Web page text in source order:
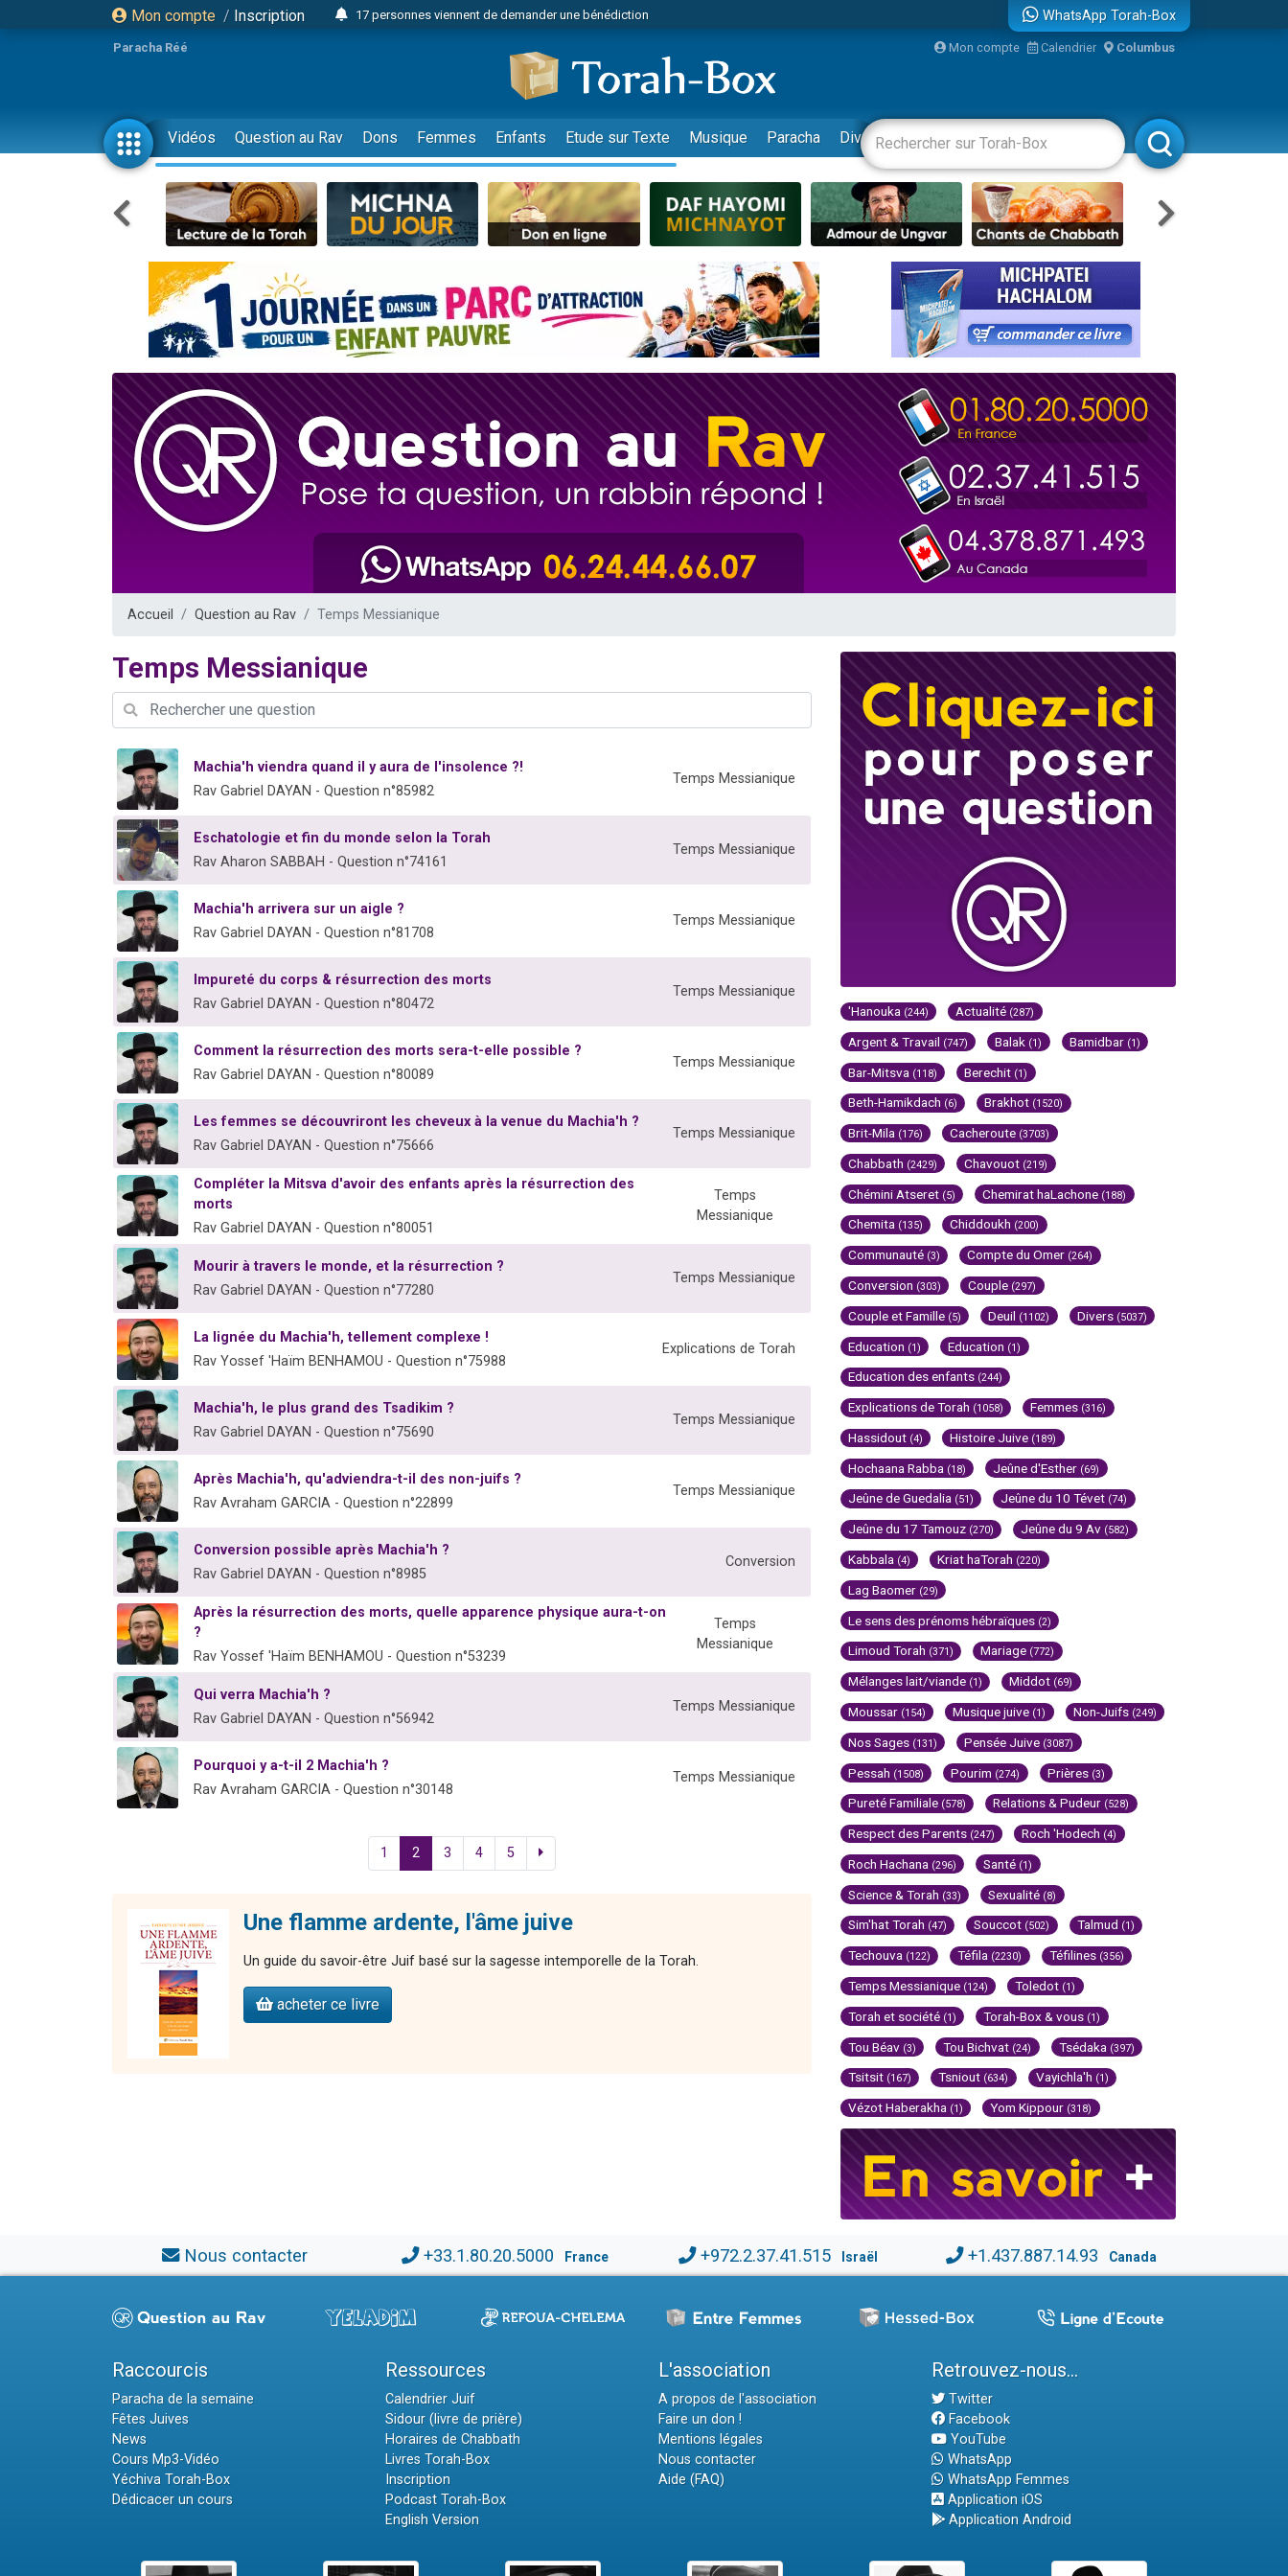
Mon compte / Inscription
17 personnes viennent de demander une bénédiction
23 personnes viennent de faire un don pour Diane, 80 ans, dans un appartement insalubre
Eva vient de donner son Maasser
4 personnes viennent de nous rejoindre sur WhatsApp
3 personnes viennent de nous rejoindre sur WhatsApp
Odaya vient de donner son Maasser
3 personnes viennent de faire un don pour 5 jours de vacances aux Orphelins
2 personnes viennent de nous rejoindre sur WhatsApp
Il reste 49 places pour étudier en groupe sur Zoom
30 personnes viennent de faire un don pour Sauvez la jambe de Yohan
12 nouvelles musiques dans Torah-Box Music
3 personnes viennent de nous rejoindre sur WhatsApp
2 personnes viennent de nous rejoindre sur WhatsApp
3 personnes viennent de nous rejoindre sur WhatsApp
8 personnes viennent de faire un don pour Tsédaka : pauvres d'Israel
Nouvelle émission radio : Visions de grandeur n°104 : Le Chabbath et le Birkat Hamazone à travers le temps
4 personnes viennent de nous rejoindre sur WhatsApp
WhatsApp Torah-Box
Paracha Réé Mon compte Calendrier Columbus
Vidéos Question au Rav Dons Femmes Enfants Etude sur Texte Musique Paracha Divertissements Livres Rabbanim
Accueil Question au Rav Temps Messianique
Temps Messianique
Machia'h viendra quand il y aura de l'insolence ?!
Rav Gabriel DAYAN - Question n°85982
Temps Messianique
Eschatologie et fin du monde selon la Torah
Rav Aharon SABBAH - Question n°74161
Temps Messianique
Machia'h arrivera sur un aigle ?
Rav Gabriel DAYAN - Question n°81708
Temps Messianique
Impureté du corps & résurrection des morts
Rav Gabriel DAYAN - Question n°80472
Temps Messianique
Comment la résurrection des morts sera-t-elle possible ?
Rav Gabriel DAYAN - Question n°80089
Temps Messianique
Les femmes se découvriront les cheveux à la venue du Machia'h ?
Rav Gabriel DAYAN - Question n°75666
Temps Messianique
Compléter la Mitsva d'avoir des enfants après la résurrection des
morts
Rav Gabriel DAYAN - Question n°80051
Temps
Messianique
Mourir à travers le monde, et la résurrection ?
Rav Gabriel DAYAN - Question n°77280
Temps Messianique
La lignée du Machia'h, tellement complexe !
Rav Yossef 'Haïm BENHAMOU - Question n°75988
Explications de Torah
Machia'h, le plus grand des Tsadikim ?
Rav Gabriel DAYAN - Question n°75690
Temps Messianique
Après Machia'h, qu'adviendra-t-il des non-juifs ?
Rav Avraham GARCIA - Question n°22899
Temps Messianique
Conversion possible après Machia'h ?
Rav Gabriel DAYAN - Question n°8985
Conversion
Après la résurrection des morts, quelle apparence physique aura-t-on
?
Rav Yossef 'Haïm BENHAMOU - Question n°53239
Temps
Messianique
Qui verra Machia'h ?
Rav Gabriel DAYAN - Question n°56942
Temps Messianique
Pourquoi y a-t-il 2 Machia'h ?
Rav Avraham GARCIA - Question n°30148
Temps Messianique
1 2 3 4 5
Une flamme ardente, l'âme juive
Un guide du savoir-être Juif basé sur la sagesse intemporelle de la Torah.
acheter ce livre
'Hanouka (244) Actualité (287)
Argent & Travail (747) Balak (1) Bamidbar (1)
Bar-Mitsva (118) Berechit (1)
Beth-Hamikdach (6) Brakhot (1520)
Brit-Mila (176) Cacheroute (3703)
Chabbath (2429) Chavouot (219)
Chémini Atseret (5) Chemirat haLachone (188)
Chemita (135) Chiddoukh (200)
Communauté (3) Compte du Omer (264)
Conversion (303) Couple (297)
Couple et Famille (5) Deuil (1102) Divers (5037)
Education (1) Education (1)
Education des enfants (244)
Explications de Torah (1058) Femmes (316)
Hassidout (4) Histoire Juive (189)
Hochaana Rabba (18) Jeûne d'Esther (69)
Jeûne de Guedalia (51) Jeûne du 10 Tévet (74)
Jeûne du 17 Tamouz (270) Jeûne du 9 Av (582)
Kabbala (4) Kriat haTorah (220)
Lag Baomer (29)
Le sens des prénoms hébraïques (2)
Limoud Torah (371) Mariage (772)
Mélanges lait/viande (1) Middot (69)
Moussar (154) Musique juive (1) Non-Juifs (249)
Nos Sages (131) Pensée Juive (3087)
Pessah (1508) Pourim (274) Prières (3)
Pureté Familiale (578) Relations & Pudeur (528)
Respect des Parents (247) Roch 'Hodech (4)
Roch Hachana (296) Santé (1)
Science & Torah (33) Sexualité (8)
Sim'hat Torah (47) Souccot (502) Talmud (1)
Techouva (122) Téfila (2230) Téfilines (356)
Temps Messianique (124) Toledot (1)
Torah et société (1) Torah-Box & vous (1)
Tou Béav (3) Tou Bichvat (24) Tsédaka (397)
Tsitsit (167) Tsniout (634) Vayichla'h (1)
Vézot Haberakha (1) Yom Kippour (318)
Nous contacter +33.1.80.20.5000 France +972.2.37.41.515 Israël +1.437.887.14.93 Canada
Raccourcis
Paracha de la semaine
Fêtes Juives
News
Cours Mp3-Vidéo
Yéchiva Torah-Box
Dédicacer un cours
Ressources
Calendrier Juif
Sidour (livre de prière)
Horaires de Chabbath
Livres Torah-Box
Inscription
Podcast Torah-Box
English Version
L'association
A propos de l'association
Faire un don !
Mentions légales
Nous contacter
Aide (FAQ)
Retrouvez-nous...
Twitter
Facebook
YouTube
WhatsApp
WhatsApp Femmes
Application iOS
Application Android